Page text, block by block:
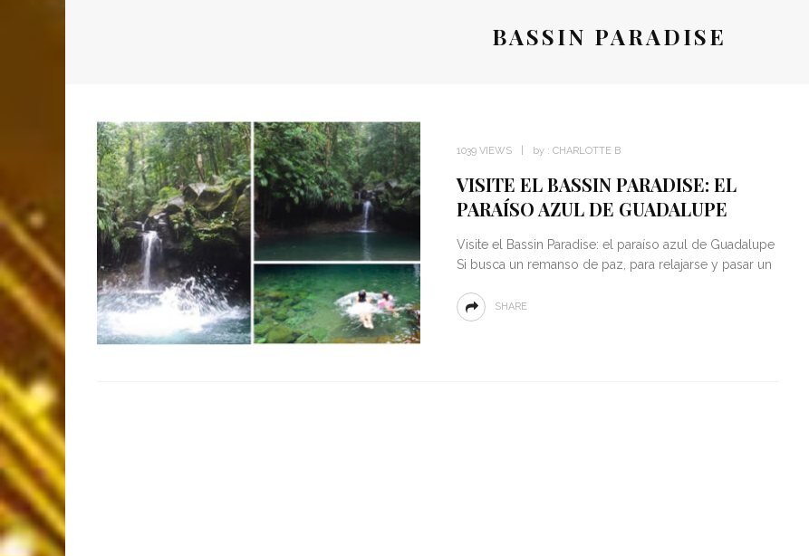
BASSIN PARADISE
1039 VIEWS by : CHARLOTTE B
VISITE EL BASSIN PARADISE: EL
PARAÍSO AZUL DE GUADALUPE
Visite el Bassin Paradise: el paraíso azul de Guadalupe
Si busca un remanso de paz, para relajarse y pasar un
SHARE